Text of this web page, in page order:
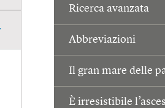
Ricerca avanzata
Abbreviazioni
Il gran mare delle
È irresistibile